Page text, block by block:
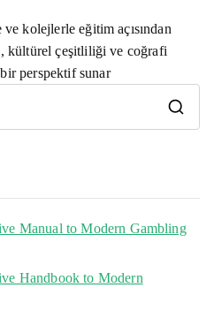
kolejlerle eğitim açısından
kültürel çeşitliliği ve coğrafi
perspektif sunar
Manual to Modern Gambling
Handbook to Modern